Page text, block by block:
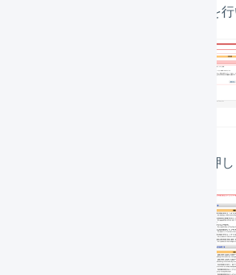
ティチェックの操作を行
」を押